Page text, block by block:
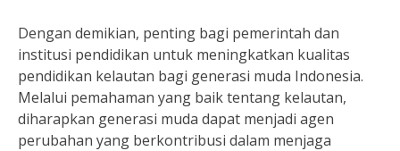
Dengan demikian, penting bagi pemerintah dan
institusi pendidikan untuk meningkatkan kualitas
pendidikan kelautan bagi generasi muda Indonesia.
Melalui pemahaman yang baik tentang kelautan,
diharapkan generasi muda dapat menjadi agen
perubahan yang berkontribusi dalam menjaga